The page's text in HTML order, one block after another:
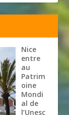
Nice
entre
au
Patrim
oine
Mondi
al de
l’Unesc